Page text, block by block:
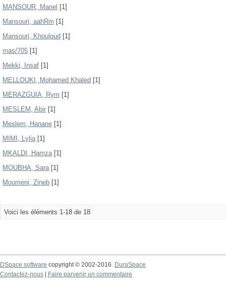
MANSOUR, Manel [1]
Mansouri, aahRm [1]
Mansouri, Khouloud [1]
mas/705 [1]
Mekki, Insaf [1]
MELLOUKI, Mohamed Khaled [1]
MERAZGUIA, Rym [1]
MESLEM, Abir [1]
Meslem, Hanane [1]
MIMI, Lylia[1]
MKALDI, Hamza[1]
MOUBHA, Sara[1]
Moumeni, Zineb [1]
Voici les éléments 1-18 de 18
DSpace software copyright © 2002-2016
DuraSpace
Contactez-nous
Faire parvenir un commentaire